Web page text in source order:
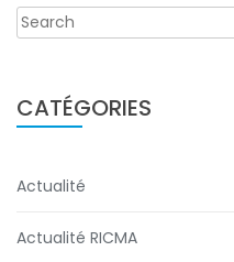
CATÉGORIES
Actualité
Actualité RICMA